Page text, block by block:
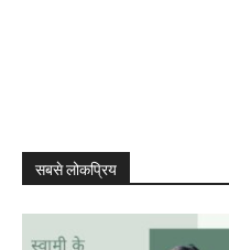
सबसे लोकप्रिय